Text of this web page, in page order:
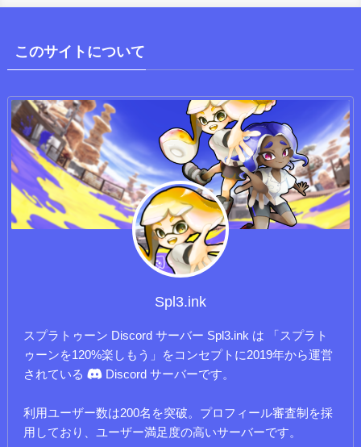
このサイトについて
Spl3.ink
スプラトゥーン Discord サーバー Spl3.ink は 「スプラト
ゥーンを120%楽しもう」をコンセプトに2019年から運営
されている
Discord サーバーです。
利用ユーザー数は200名を突破。プロフィール審査制を採
用しており、ユーザー満足度の高いサーバーです。